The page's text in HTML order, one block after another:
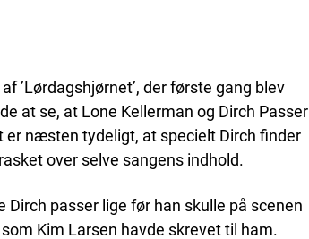
’Lørdagshjørnet’, der første gang blev
at se, at Lone Kellerman og Dirch Passer
er næsten tydeligt, at specielt Dirch finder
over selve sangens indhold.
Dirch passer lige før han skulle på scenen
Kim Larsen havde skrevet til ham.